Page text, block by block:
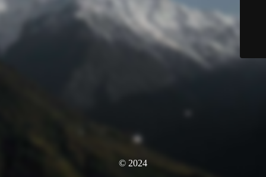
© 2024